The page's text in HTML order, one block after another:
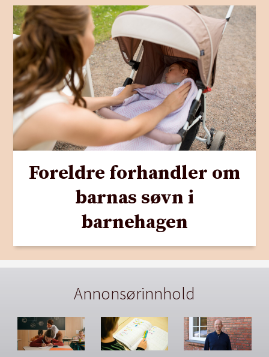
Foreldre forhandler om
barnas søvn i
barnehagen
Annonsørinnhold